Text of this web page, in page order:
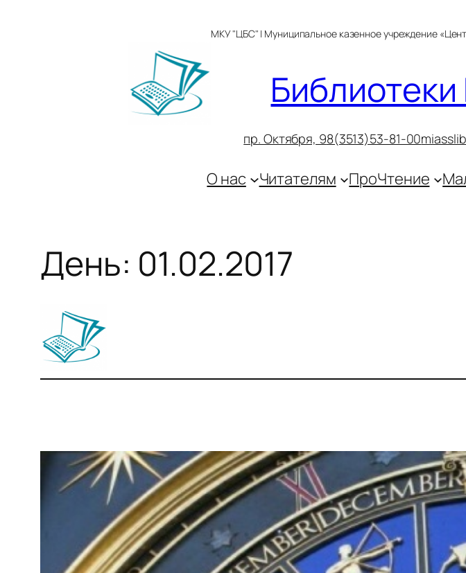
МКУ "ЦБС" | Муниципальное казенное учреждение
пр. Октября, 98(3513)53-81-00
О нас Читателям ПроЧтение
День: 01.02.2017